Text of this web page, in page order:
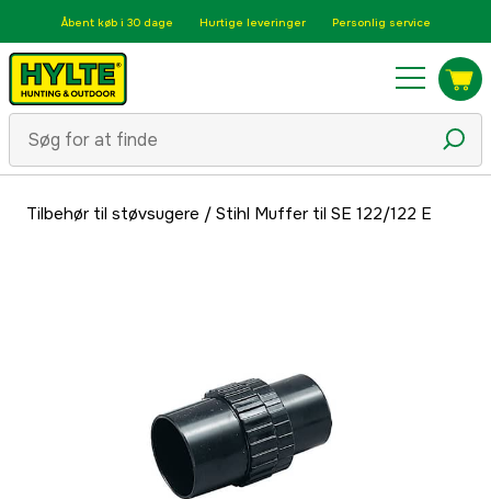
Åbent køb i 30 dage Hurtige leveringer Personlig service
Tilbehør til støvsugere / Stihl Muffer til SE 122/122 E